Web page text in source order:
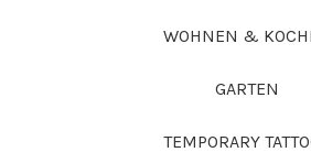
WOHNEN &
GARTEN
TEMPORARY